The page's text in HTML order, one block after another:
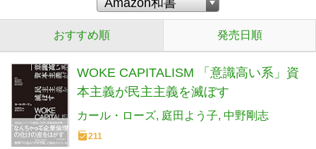
おすすめ順 発売日順
WOKE CAPITALISM 「意識高い系」資
本主義が民主主義を滅ぼす
カール・ローズ 庭田よう子 中野剛志
211